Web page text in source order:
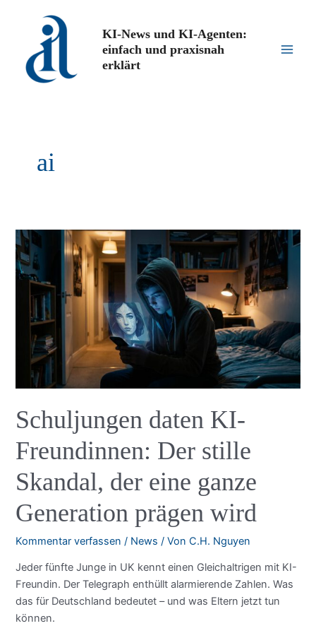
springen
KI-News und KI-Agenten:
einfach und praxisnah
erklärt
ai
Schuljungen daten KI-
Freundinnen: Der stille
Skandal, der eine ganze
Generation prägen wird
Kommentar verfassen / News / VonC.H. Nguyen
Jeder fünfte Junge in UK kennt einen Gleichaltrigen mit KI-
Freundin. Der Telegraph enthüllt alarmierende Zahlen. Was
das für Deutschland bedeutet – und was Eltern jetzt tun
können.